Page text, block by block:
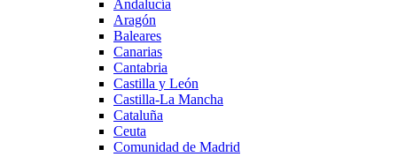
Andalucía
Aragón
Baleares
Canarias
Cantabria
Castilla y León
Castilla-La Mancha
Cataluña
Ceuta
Comunidad de Madrid